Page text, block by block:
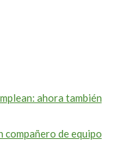
ahora también
compañero de equipo